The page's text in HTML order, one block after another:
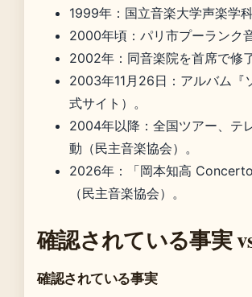
1999年 ：国立音楽大学声楽学
2000年頃 ：パリ市プーランク
2002年 ：同音楽院を首席で修
2003年11月26日 ：アルバム
式サイト）。
2004年以降 ：全国ツアー、テ
動（民主音楽協会）。
2026年 ：「岡本知高
（民主音楽協会）。
確認されている事実
確認されている事実